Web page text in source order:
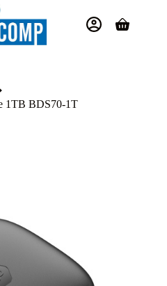
Carrello
1TB BDS70-1T